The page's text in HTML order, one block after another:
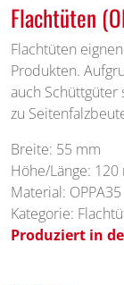
Flachtüten
Flachtüten
Produkten.
auch Schüttgüter
zu
Breite: 55 mm
Höhe/Länge: 120
Material: OPPA35
Kategorie:
Produziert in